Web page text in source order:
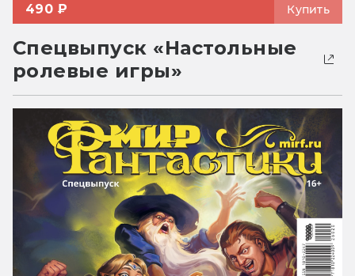
490 ₽ Купить
Спецвыпуск «Настольные
ролевые игры»